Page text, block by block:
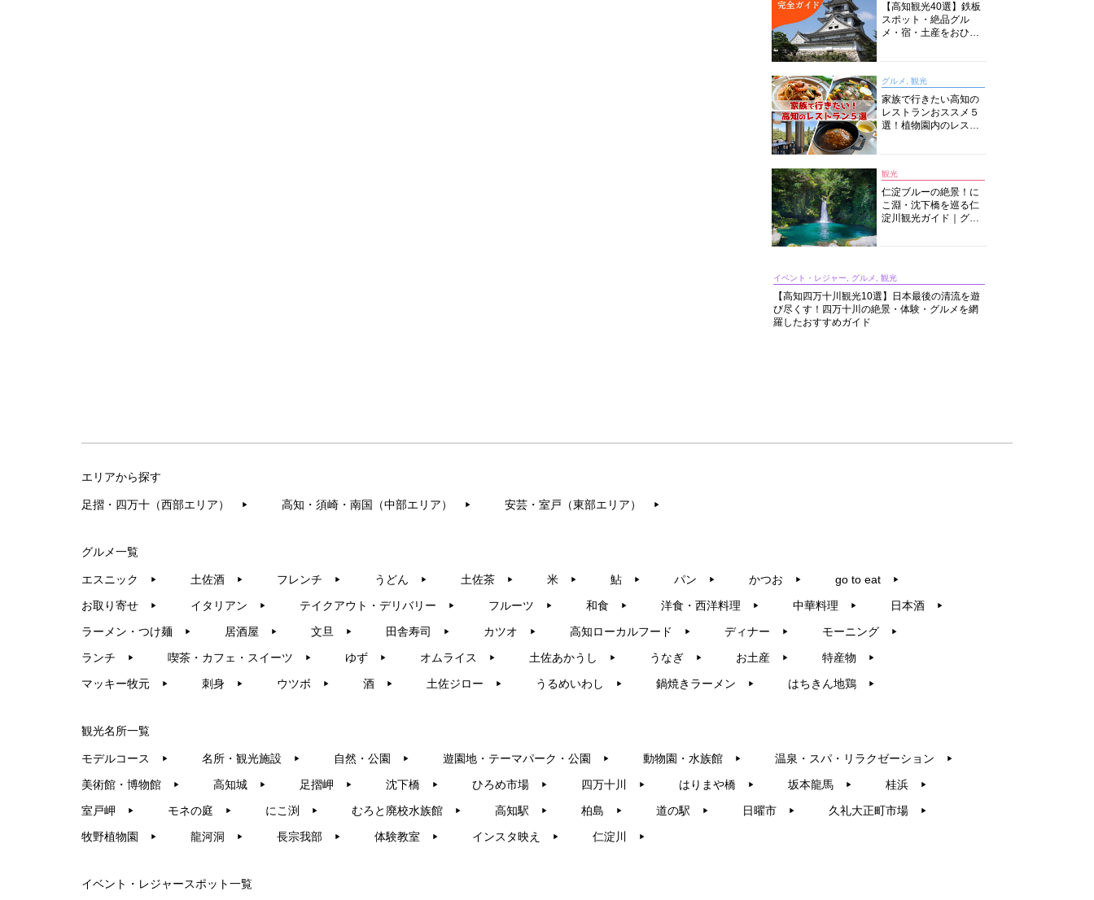
【高知観光40選】鉄板
スポット・絶品グル
メ・宿・土産をおひと
グルメ, 観光
家族で行きたい高知の
レストランおススメ５
選！植物園内のレスト
観光
仁淀ブルーの絶景！に
こ淵・沈下橋を巡る仁
淀川観光ガイド｜グル
イベント・レジャー, グルメ, 観光
【高知四万十川観光10選】日本最後の清流を遊
び尽くす！四万十川の絶景・体験・グルメを網
羅したおすすめガイド
エリアから探す
足摺・四万十（西部エリア） ▶︎ 高知・須崎・南国（中部エリア） ▶︎ 安芸・室戸（東部エリア） ▶︎
グルメ一覧
エスニック ▶︎ 土佐酒 ▶︎ フレンチ ▶︎ うどん ▶︎ 土佐茶 ▶︎ 米 ▶︎ 鮎 ▶︎ パン ▶︎ かつお ▶︎ go to eat ▶︎
お取り寄せ ▶︎ イタリアン ▶︎ テイクアウト・デリバリー ▶︎ フルーツ ▶︎ 和食 ▶︎ 洋食・西洋料理 ▶︎ 中華料理 ▶︎ 日本酒 ▶︎
ラーメン・つけ麺 ▶︎ 居酒屋 ▶︎ 文旦 ▶︎ 田舎寿司 ▶︎ カツオ ▶︎ 高知ローカルフード ▶︎ ディナー ▶︎ モーニング ▶︎
ランチ ▶︎ 喫茶・カフェ・スイーツ ▶︎ ゆず ▶︎ オムライス ▶︎ 土佐あかうし ▶︎ うなぎ ▶︎ お土産 ▶︎ 特産物 ▶︎
マッキー牧元 ▶︎ 刺身 ▶︎ ウツボ ▶︎ 酒 ▶︎ 土佐ジロー ▶︎ うるめいわし ▶︎ 鍋焼きラーメン ▶︎ はちきん地鶏 ▶︎
観光名所一覧
モデルコース ▶︎ 名所・観光施設 ▶︎ 自然・公園 ▶︎ 遊園地・テーマパーク・公園 ▶︎ 動物園・水族館 ▶︎ 温泉・スパ・リラクゼーション ▶︎
美術館・博物館 ▶︎ 高知城 ▶︎ 足摺岬 ▶︎ 沈下橋 ▶︎ ひろめ市場 ▶︎ 四万十川 ▶︎ はりまや橋 ▶︎ 坂本龍馬 ▶︎ 桂浜 ▶︎
室戸岬 ▶︎ モネの庭 ▶︎ にこ渕 ▶︎ むろと廃校水族館 ▶︎ 高知駅 ▶︎ 柏島 ▶︎ 道の駅 ▶︎ 日曜市 ▶︎ 久礼大正町市場 ▶︎
牧野植物園 ▶︎ 龍河洞 ▶︎ 長宗我部 ▶︎ 体験教室 ▶︎ インスタ映え ▶︎ 仁淀川 ▶︎
イベント・レジャースポット一覧